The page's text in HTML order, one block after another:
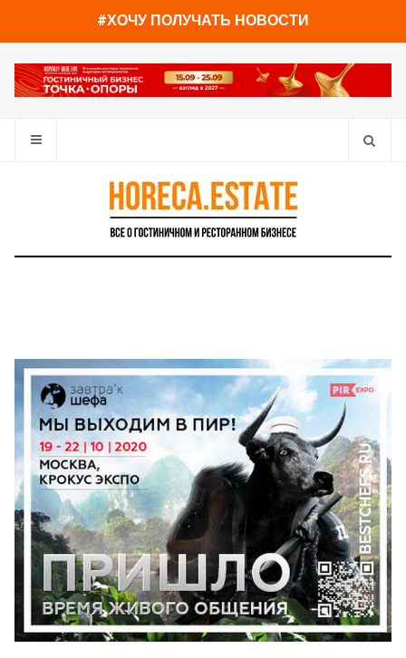
#ХОЧУ ПОЛУЧАТЬ НОВОСТИ